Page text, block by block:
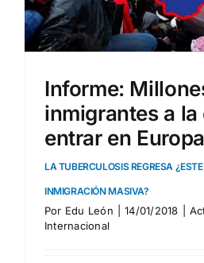
Informe:
inmigrantes a la
entrar en Europa
LA TUBERCULOSIS REGRESA
INMIGRACIÓN MASIVA?
Por Edu León 14/01/2018
Internacional